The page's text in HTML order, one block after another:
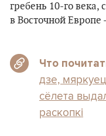
гребень 10-го века,
в Восточной Европе
Что
дзе,
сёлета
раскопкі